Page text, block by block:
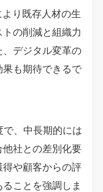
り既存人材の生
の削減と組織力
デジタル変革の
も期待できるで
、中長期的には
他社との差別化要
や顧客からの評
ことを強調しま